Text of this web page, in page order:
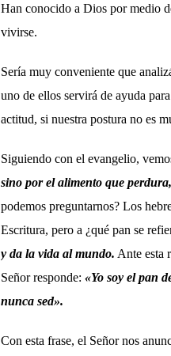
Han conocido a Dios por medio
vivirse.
Sería muy conveniente que
uno de ellos servirá de ayuda
actitud, si nuestra postura no es
Siguiendo con el evangelio,
sino por el alimento que
podemos preguntarnos? Los
Escritura, pero a ¿qué pan se
y da la vida al mundo. Ante esta
Señor responde: «Yo soy el pan
nunca sed».
Con esta frase, el Señor nos